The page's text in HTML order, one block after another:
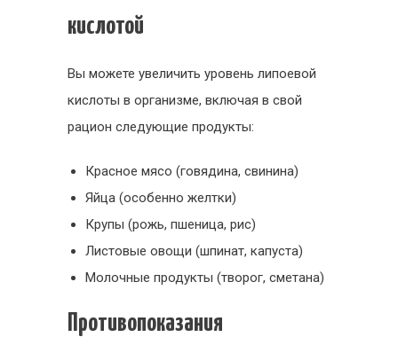
кислотой
Вы можете увеличить уровень липоевой
кислоты в организме, включая в свой
рацион следующие продукты:
Красное мясо (говядина, свинина)
Яйца (особенно желтки)
Крупы (рожь, пшеница, рис)
Листовые овощи (шпинат, капуста)
Молочные продукты (творог, сметана)
Противопоказания